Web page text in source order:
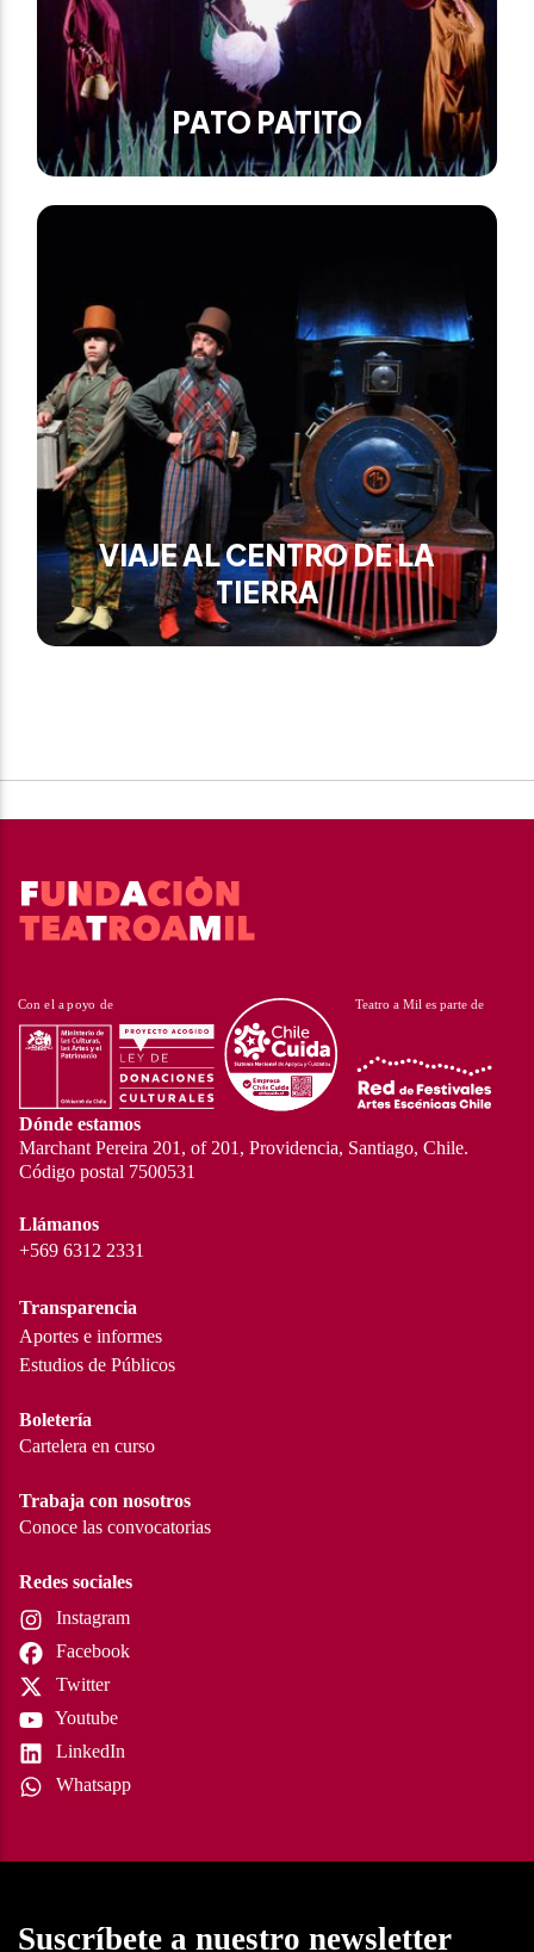
PATO PATITO
VIAJE AL CENTRO DE LA
TIERRA
Dónde estamos
Marchant Pereira 201, of 201, Providencia, Santiago, Chile.
Código postal 7500531
Llámanos
+569 6312 2331
Transparencia
Aportes e informes
Estudios de Públicos
Boletería
Cartelera en curso
Trabaja con nosotros
Conoce las convocatorias
Redes sociales
Instagram
Facebook
Twitter
Youtube
LinkedIn
Whatsapp
Suscríbete a nuestro newsletter